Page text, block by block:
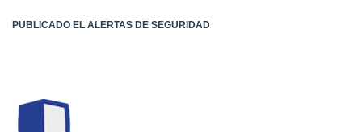
PUBLICADO EL ALERTAS DE SEGURIDAD